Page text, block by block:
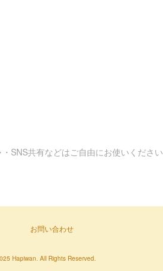
SNS共有などはご自由にお使いくださ
お問い合わせ
Hapiwan. All Rights Reserved.